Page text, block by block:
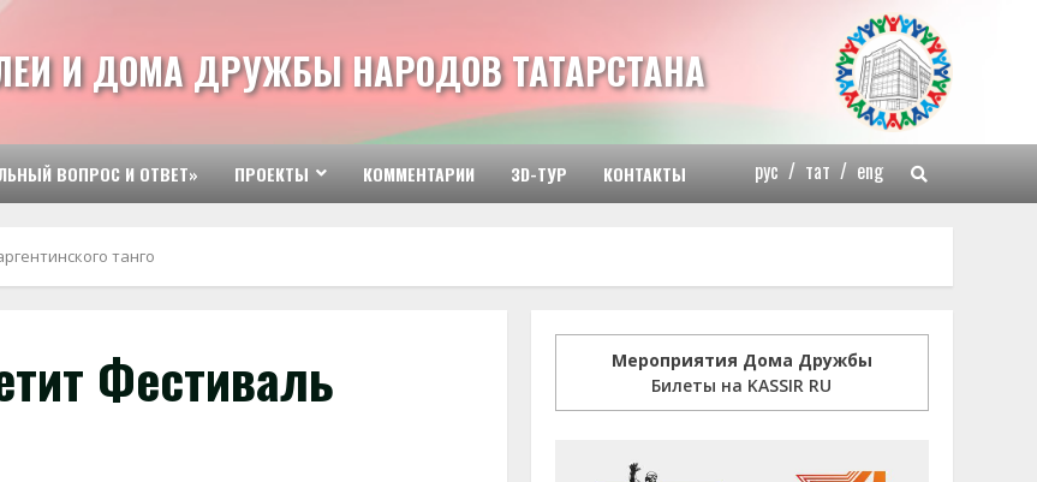
И ДОМА ДРУЖБЫ НАРОДОВ ТАТАРСТАНА
ВОПРОС И ОТВЕТ» ПРОЕКТЫ КОММЕНТАРИИ 3D-ТУР КОНТАКТЫ рус / тат / eng
танго
Фестиваль
Мероприятия Дома Дружбы
Билеты на KASSIR RU